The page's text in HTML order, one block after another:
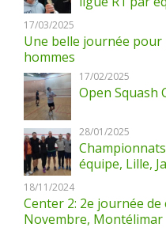
17/03/2025
Une belle journée
hommes
17/02/2025
Open Squash
28/01/2025
équipe, Lille,
18/11/2024
Center 2: 2e journée
Novembre, Montélimar